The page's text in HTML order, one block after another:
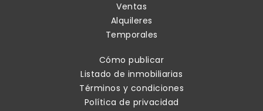
Ventas
Alquileres
Temporales
Cómo publicar
Listado de inmobiliarias
Términos y condiciones
Política de privacidad